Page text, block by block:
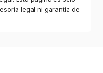
legal ni garantía de